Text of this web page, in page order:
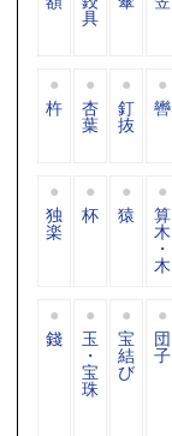
具
杵 杏
葉
釘
抜
轡
独
楽
杯 猿 算
木
・
木
錢 玉
・
宝
珠
宝
結
び
団
子